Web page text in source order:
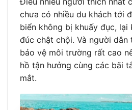
chưa có nhiều du khách tới
biển không bị khuấy đục, lại
đúc chật chội. Và người
bảo vệ môi trường rất cao
hồ tận hưởng cùng các bãi
mắt.